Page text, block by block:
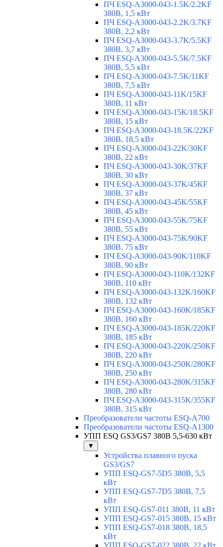
ПЧ ESQ-A3000-043-1.5K/2.2KF
380В, 1,5 кВт
ПЧ ESQ-A3000-043-2.2K/3.7KF
380В, 2,2 кВт
ПЧ ESQ-A3000-043-3.7K/5.5KF
380В, 3,7 кВт
ПЧ ESQ-A3000-043-5.5K/7.5KF
380В, 5,5 кВт
ПЧ ESQ-A3000-043-7.5K/11KF
380В, 7,5 кВт
ПЧ ESQ-A3000-043-11K/15KF
380В, 11 кВт
ПЧ ESQ-A3000-043-15K/18.5KF
380В, 15 кВт
ПЧ ESQ-A3000-043-18.5K/22KF
380В, 18,5 кВт
ПЧ ESQ-A3000-043-22K/30KF
380В, 22 кВт
ПЧ ESQ-A3000-043-30K/37KF
380В, 30 кВт
ПЧ ESQ-A3000-043-37K/45KF
380В, 37 кВт
ПЧ ESQ-A3000-043-45K/55KF
380В, 45 кВт
ПЧ ESQ-A3000-043-55K/75KF
380В, 55 кВт
ПЧ ESQ-A3000-043-75K/90KF
380В, 75 кВт
ПЧ ESQ-A3000-043-90K/110KF
380В, 90 кВт
ПЧ ESQ-A3000-043-110K/132KF
380В, 110 кВт
ПЧ ESQ-A3000-043-132K/160KF
380В, 132 кВт
ПЧ ESQ-A3000-043-160K/185KF
380В, 160 кВт
ПЧ ESQ-A3000-043-185K/220KF
380В, 185 кВт
ПЧ ESQ-A3000-043-220K/250KF
380В, 220 кВт
ПЧ ESQ-A3000-043-250K/280KF
380В, 250 кВт
ПЧ ESQ-A3000-043-280K/315KF
380В, 280 кВт
ПЧ ESQ-A3000-043-315K/355KF
380В, 315 кВт
Преобразователи частоты ESQ-A700
Преобразователи частоты ESQ-A1300
УПП ESQ GS3/GS7 380В 5,5-630 кВт
▼
Устройства плавного пуска
GS3/GS7
УПП ESQ-GS7-5D5 380В, 5,5
кВт
УПП ESQ-GS7-7D5 380В, 7,5
кВт
УПП ESQ-GS7-011 380В, 11 кВт
УПП ESQ-GS7-015 380В, 15 кВт
УПП ESQ-GS7-018 380В, 18,5
кВт